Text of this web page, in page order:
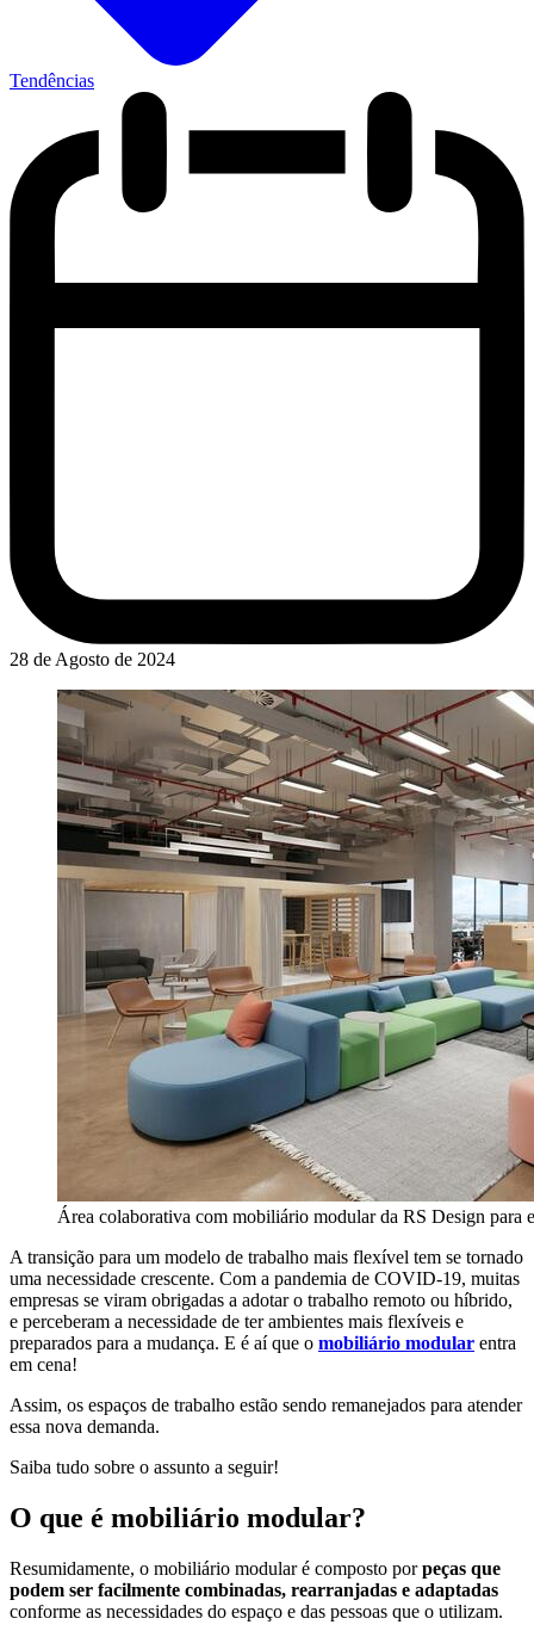
Tendências
28 de Agosto de 2024
Área colaborativa com mobiliário modular da RS Design para
A transição para um modelo de trabalho mais flexível tem se tornado
uma necessidade crescente. Com a pandemia de COVID-19, muitas
empresas se viram obrigadas a adotar o trabalho remoto ou híbrido,
e perceberam a necessidade de ter ambientes mais flexíveis e
preparados para a mudança. E é aí que o mobiliário modular entra
em cena!
Assim, os espaços de trabalho estão sendo remanejados para atender
essa nova demanda.
Saiba tudo sobre o assunto a seguir!
O que é mobiliário modular?
Resumidamente, o mobiliário modular é composto porpeças que
podem ser facilmente combinadas, rearranjadas e adaptadas
conforme as necessidades do espaço e das pessoas que o utilizam.